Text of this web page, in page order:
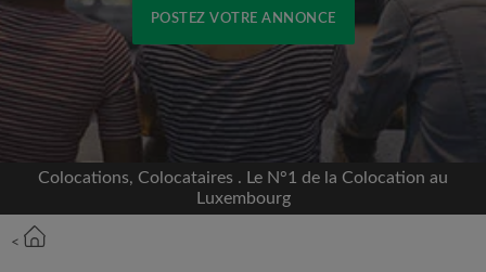
POSTEZ VOTRE ANNONCE
Inscrivez-vous avec Facebook
Nous ne publierons jamais sur votre page sans
Colocations, Colocataires . Le N°1 de la Colocation au
Luxembourg
<